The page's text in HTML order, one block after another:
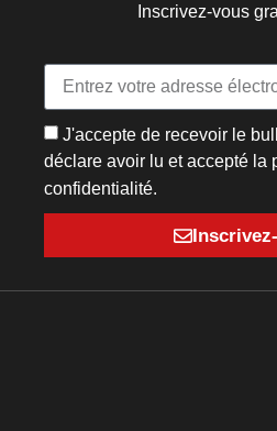
Inscrivez-vous
J'accepte de recevoir le
déclare avoir lu et accepté la
confidentialité.